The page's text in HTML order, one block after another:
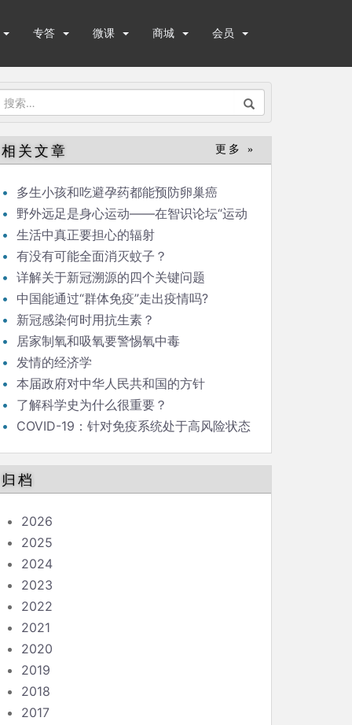
专答 微课 商城 会员
搜
：
相关文章 更多 »
多生小孩和吃避孕药都能预防卵巢癌
野外远足是身心运动——在智识论坛“运动
与健康”的发言
生活中真正要担心的辐射
有没有可能全面消灭蚊子？
详解关于新冠溯源的四个关键问题
中国能通过“群体免疫”走出疫情吗?
新冠感染何时用抗生素？
居家制氧和吸氧要警惕氧中毒
发情的经济学
本届政府对中华人民共和国的方针
了解科学史为什么很重要？
COVID-19：针对免疫系统处于高风险状态
归档
2026
2025
2024
2023
2022
2021
2020
2019
2018
2017